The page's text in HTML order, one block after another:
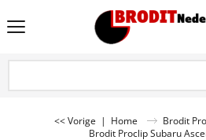
<< Vorige | Home Brodit
Brodit Proclip Subaru